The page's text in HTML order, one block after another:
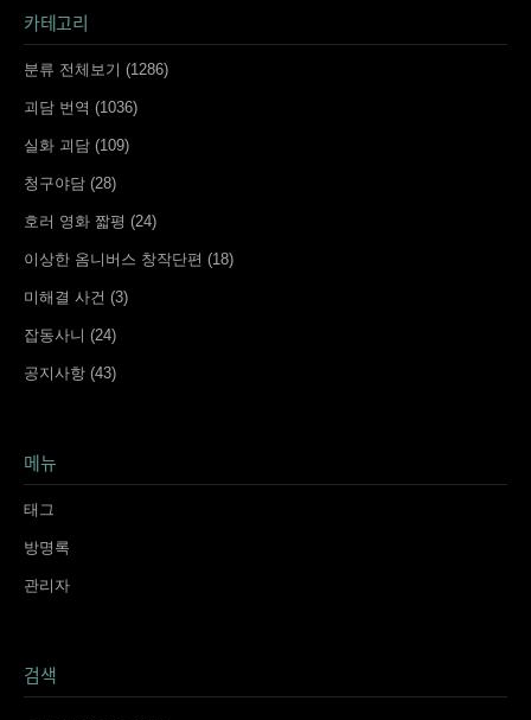
카테고리
분류 전체보기 (1286)
괴담 번역 (1036)
실화 괴담 (109)
청구야담 (28)
호러 영화 짧평 (24)
이상한 옴니버스 창작단편 (18)
미해결 사건 (3)
잡동사니 (24)
공지사항 (43)
메뉴
태그
방명록
관리자
검색